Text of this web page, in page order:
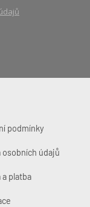
podmínky
osobních údajů
a platba